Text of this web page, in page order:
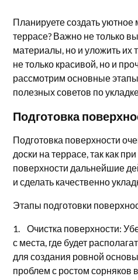
Планируете создать уютное
террасе? Важно не только
материалы, но и уложить их
не только красивой, но и
рассмотрим основные
полезных советов по
Подготовка
Подготовка поверхности
доски на террасе, так как
поверхности дальнейшие
и сделать качественно
Этапы подготовки
1. Очистка поверхности:
с места, где будет
для создания ровной
проблем с ростом сорняков